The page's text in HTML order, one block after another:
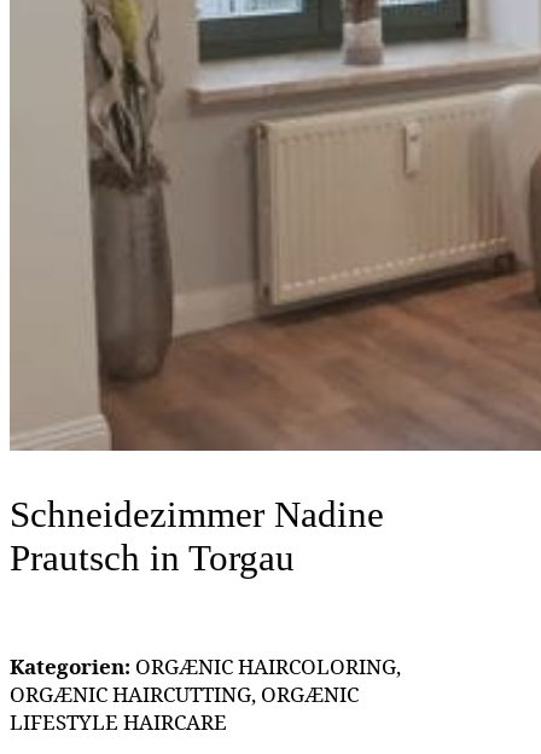
Schneidezimmer Nadine
Prautsch in Torgau
Kategorien: ORGÆNIC HAIRCOLORING,
ORGÆNIC HAIRCUTTING, ORGÆNIC
LIFESTYLE HAIRCARE